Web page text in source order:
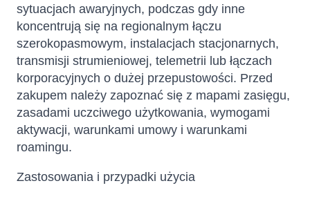
sytuacjach awaryjnych, podczas gdy inne
koncentrują się na regionalnym łączu
szerokopasmowym, instalacjach stacjonarnych,
transmisji strumieniowej, telemetrii lub łączach
korporacyjnych o dużej przepustowości. Przed
zakupem należy zapoznać się z mapami zasięgu,
zasadami uczciwego użytkowania, wymogami
aktywacji, warunkami umowy i warunkami
roamingu.
Zastosowania i przypadki użycia